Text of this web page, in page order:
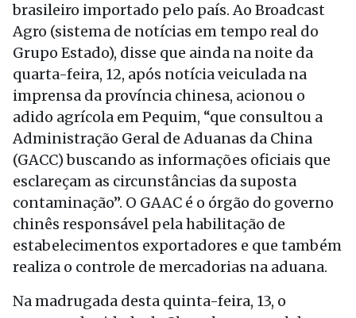
brasileiro importado pelo país. Ao Broadcast
Agro (sistema de notícias em tempo real do
Grupo Estado), disse que ainda na noite da
quarta-feira, 12, após notícia veiculada na
imprensa da província chinesa, acionou o
adido agrícola em Pequim, “que consultou a
Administração Geral de Aduanas da China
(GACC) buscando as informações oficiais que
esclareçam as circunstâncias da suposta
contaminação”. O GAAC é o órgão do governo
chinês responsável pela habilitação de
estabelecimentos exportadores e que também
realiza o controle de mercadorias na aduana.
Na madrugada desta quinta-feira, 13, o